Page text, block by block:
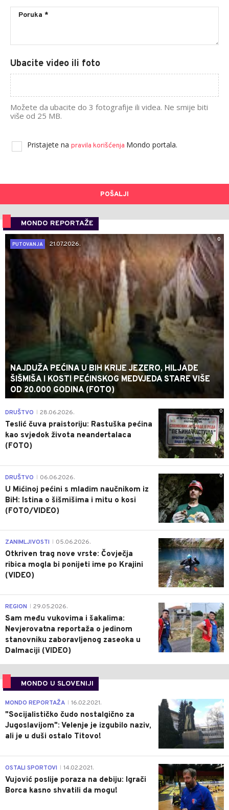
Ubacite video ili foto
Možete da ubacite do 3 fotografije ili videa. Ne smije biti
više od 25 MB.
Pristajete na pravila korišćenja Mondo portala.
POŠALJI
MONDO REPORTAŽE
0
PUTOVANJA
21.07.2026.
NAJDUŽA PEĆINA U BIH KRIJE JEZERO, HILJADE
ŠIŠMIŠA I KOSTI PEĆINSKOG MEDVJEDA STARE VIŠE
OD 20.000 GODINA (FOTO)
0
DRUŠTVO 28.06.2026.
Teslić čuva praistoriju: Rastuška pećina
kao svjedok života neandertalaca
(FOTO)
0
DRUŠTVO 06.06.2026.
U Mićinoj pećini s mladim naučnikom iz
BiH: Istina o šišmišima i mitu o kosi
(FOTO/VIDEO)
0
ZANIMLJIVOSTI 05.06.2026.
Otkriven trag nove vrste: Čovječja
ribica mogla bi ponijeti ime po Krajini
(VIDEO)
0
REGION 29.05.2026.
Sam među vukovima i šakalima:
Nevjerovatna reportaža o jedinom
stanovniku zaboravljenog zaseoka u
Dalmaciji (VIDEO)
MONDO U SLOVENIJI
4
MONDO REPORTAŽA 16.02.2021.
"Socijalističko čudo nostalgično za
Jugoslavijom": Velenje je izgubilo naziv,
ali je u duši ostalo Titovo!
1
OSTALI SPORTOVI 14.02.2021.
Vujović poslije poraza na debiju: Igrači
Borca kasno shvatili da mogu!